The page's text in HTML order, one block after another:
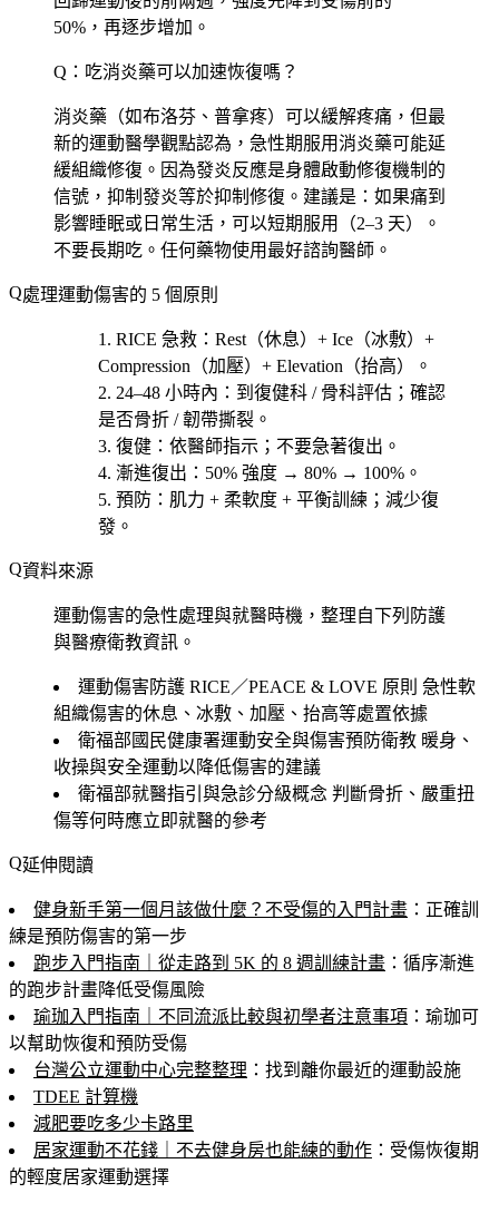
50%，再逐步增加。
Q：吃消炎藥可以加速恢復嗎？
消炎藥（如布洛芬、普拿疼）可以緩解疼痛，但最
新的運動醫學觀點認為，急性期服用消炎藥可能延
緩組織修復。因為發炎反應是身體啟動修復機制的
信號，抑制發炎等於抑制修復。建議是：如果痛到
影響睡眠或日常生活，可以短期服用（2–3 天）。
不要長期吃。任何藥物使用最好諮詢醫師。
處理運動傷害的 5 個原則
RICE 急救 ：Rest（休息）+ Ice（冰敷）+
Compression（加壓）+ Elevation（抬高）。
24–48 小時內 ：到復健科 / 骨科評估；確認
是否骨折 / 韌帶撕裂。
復健 ：依醫師指示；不要急著復出。
漸進復出 ：50% 強度 → 80% → 100%。
預防 ：肌力 + 柔軟度 + 平衡訓練；減少復
發。
資料來源
運動傷害的急性處理與就醫時機，整理自下列防護
與醫療衛教資訊。
運動傷害防護 RICE／PEACE & LOVE 原則 急性軟
組織傷害的休息、冰敷、加壓、抬高等處置依據
衛福部國民健康署運動安全與傷害預防衛教 暖身、
收操與安全運動以降低傷害的建議
衛福部就醫指引與急診分級概念 判斷骨折、嚴重扭
傷等何時應立即就醫的參考
延伸閱讀
健身新手第一個月該做什麼？不受傷的入門計畫 ：正確訓
練是預防傷害的第一步
跑步入門指南｜從走路到 5K 的 8 週訓練計畫 ：循序漸進
的跑步計畫降低受傷風險
瑜珈入門指南｜不同流派比較與初學者注意事項 ：瑜珈可
以幫助恢復和預防受傷
台灣公立運動中心完整整理 ：找到離你最近的運動設施
TDEE 計算機
減肥要吃多少卡路里
居家運動不花錢｜不去健身房也能練的動作 ：受傷恢復期
的輕度居家運動選擇